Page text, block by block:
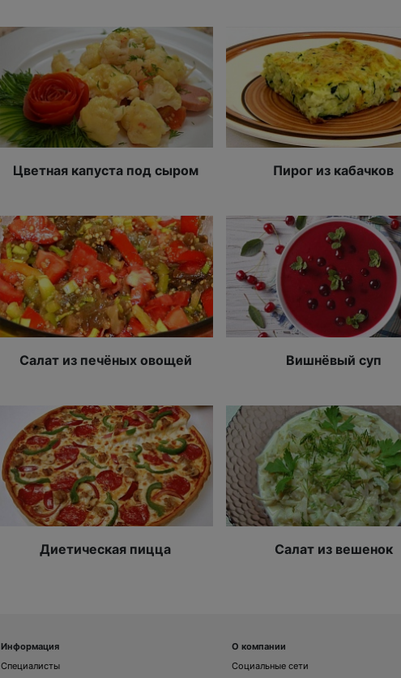
Цветная капуста под сыром
Салат из печёных овощей
Диетическая пицца
Пирог из кабачков
Вишнёвый суп
Салат из вешенок
Информация
Специалисты
О компании
Социальные сети